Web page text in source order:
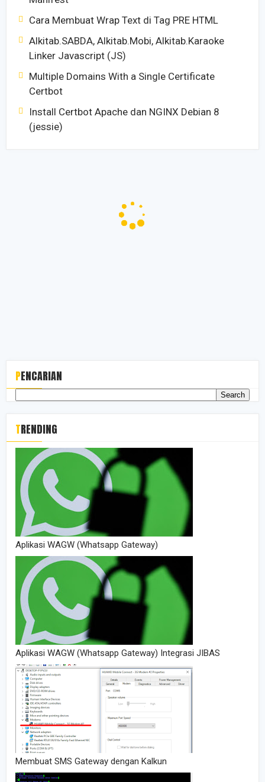
Cara Membuat Wrap Text di Tag PRE HTML
Alkitab.SABDA, Alkitab.Mobi, Alkitab.Karaoke
Linker Javascript (JS)
Multiple Domains With a Single Certificate
Certbot
Install Certbot Apache dan NGINX Debian 8
(jessie)
PENCARIAN
TRENDING
Aplikasi WAGW (Whatsapp Gateway)
Aplikasi WAGW (Whatsapp Gateway) Integrasi JIBAS
Membuat SMS Gateway dengan Kalkun